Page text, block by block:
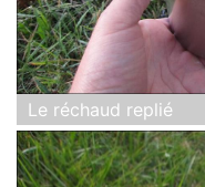
Le réchaud replié